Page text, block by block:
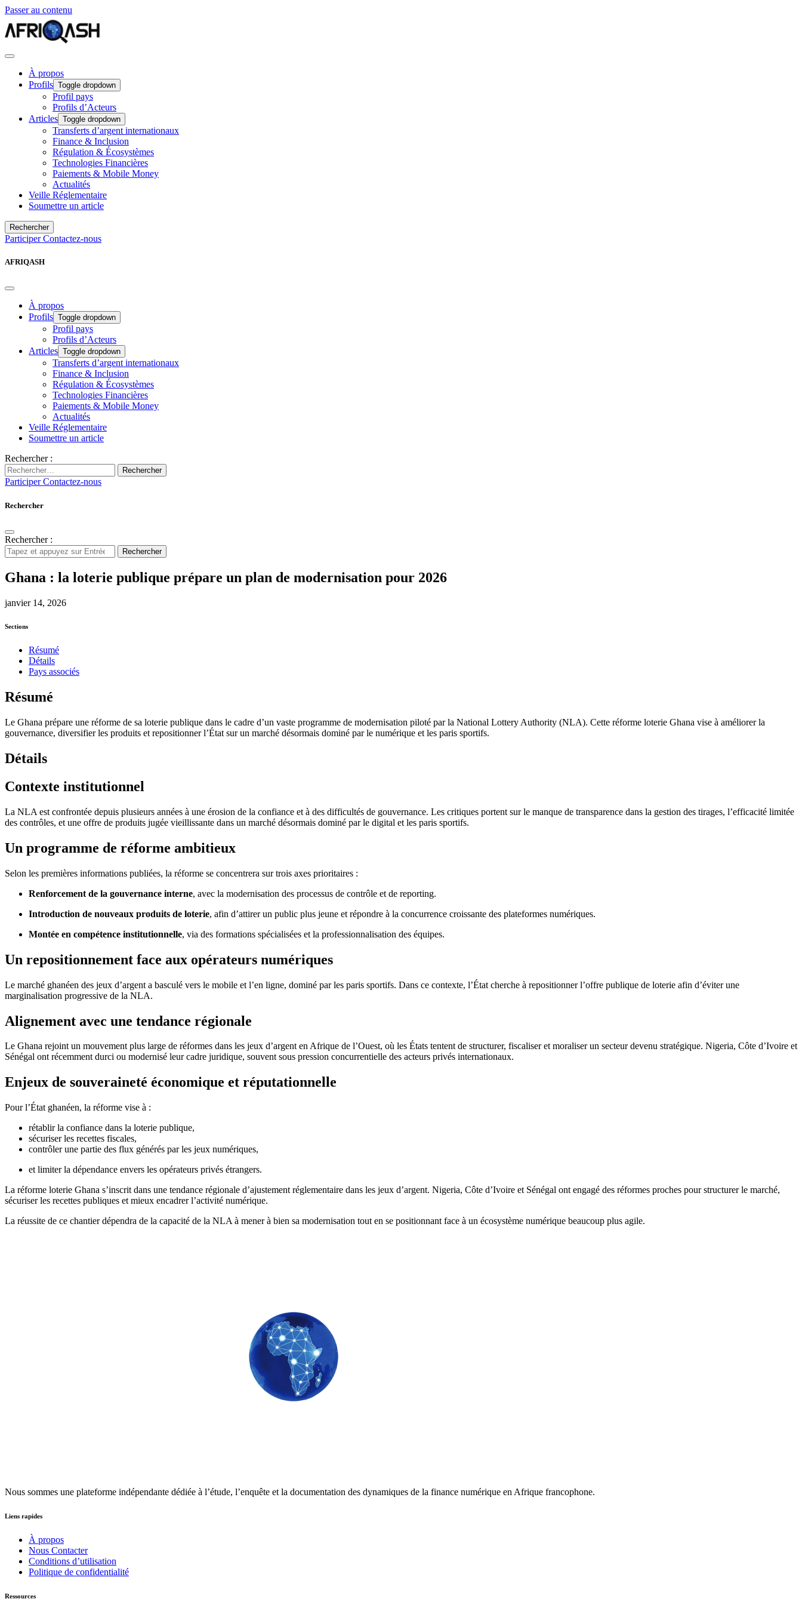
Passer au contenu
À propos
Profils Toggle dropdown
Profil pays
Profils d’Acteurs
Articles Toggle dropdown
Transferts d’argent internationaux
Finance & Inclusion
Régulation & Écosystèmes
Technologies Financières
Paiements & Mobile Money
Actualités
Veille Réglementaire
Soumettre un article
Rechercher
ParticiperContactez-nous
AFRIQASH
À propos
Profils Toggle dropdown
Profil pays
Profils d’Acteurs
Articles Toggle dropdown
Transferts d’argent internationaux
Finance & Inclusion
Régulation & Écosystèmes
Technologies Financières
Paiements & Mobile Money
Actualités
Veille Réglementaire
Soumettre un article
Rechercher :
Rechercher
ParticiperContactez-nous
Rechercher
Rechercher :
Rechercher
Ghana : la loterie publique prépare un plan de modernisation pour 2026
janvier 14, 2026
Sections
Résumé
Détails
Pays associés
Résumé
Le Ghana prépare une réforme de sa loterie publique dans le cadre d’un vaste programme de modernisation piloté par la National Lottery Authority (NLA). Cette réforme loterie Ghana vise à améliorer la
gouvernance, diversifier les produits et repositionner l’État sur un marché désormais dominé par le numérique et les paris sportifs.
Détails
Contexte institutionnel
La NLA est confrontée depuis plusieurs années à une érosion de la confiance et à des difficultés de gouvernance. Les critiques portent sur le manque de transparence dans la gestion des tirages, l’efficacité limitée
des contrôles, et une offre de produits jugée vieillissante dans un marché désormais dominé par le digital et les paris sportifs.
Un programme de réforme ambitieux
Selon les premières informations publiées, la réforme se concentrera sur trois axes prioritaires :
Renforcement de la gouvernance interne, avec la modernisation des processus de contrôle et de reporting.
Introduction de nouveaux produits de loterie, afin d’attirer un public plus jeune et répondre à la concurrence croissante des plateformes numériques.
Montée en compétence institutionnelle, via des formations spécialisées et la professionnalisation des équipes.
Un repositionnement face aux opérateurs numériques
Le marché ghanéen des jeux d’argent a basculé vers le mobile et l’en ligne, dominé par les paris sportifs. Dans ce contexte, l’État cherche à repositionner l’offre publique de loterie afin d’éviter une
marginalisation progressive de la NLA.
Alignement avec une tendance régionale
Le Ghana rejoint un mouvement plus large de réformes dans les jeux d’argent en Afrique de l’Ouest, où les États tentent de structurer, fiscaliser et moraliser un secteur devenu stratégique. Nigeria, Côte d’Ivoire et
Sénégal ont récemment durci ou modernisé leur cadre juridique, souvent sous pression concurrentielle des acteurs privés internationaux.
Enjeux de souveraineté économique et réputationnelle
Pour l’État ghanéen, la réforme vise à :
rétablir la confiance dans la loterie publique,
sécuriser les recettes fiscales,
contrôler une partie des flux générés par les jeux numériques,
et limiter la dépendance envers les opérateurs privés étrangers.
La réforme loterie Ghana s’inscrit dans une tendance régionale d’ajustement réglementaire dans les jeux d’argent. Nigeria, Côte d’Ivoire et Sénégal ont engagé des réformes proches pour structurer le marché,
sécuriser les recettes publiques et mieux encadrer l’activité numérique.
La réussite de ce chantier dépendra de la capacité de la NLA à mener à bien sa modernisation tout en se positionnant face à un écosystème numérique beaucoup plus agile.
Nous sommes une plateforme indépendante dédiée à l’étude, l’enquête et la documentation des dynamiques de la finance numérique en Afrique francophone.
Liens rapides
À propos
Nous Contacter
Conditions d’utilisation
Politique de confidentialité
Ressources